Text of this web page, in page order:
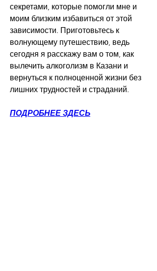
секретами, которые помогли мне и
моим близким избавиться от этой
зависимости. Приготовьтесь к
волнующему путешествию, ведь
сегодня я расскажу вам о том, как
вылечить алкоголизм в Казани и
вернуться к полноценной жизни без
лишних трудностей и страданий.
ПОДРОБНЕЕ ЗДЕСЬ